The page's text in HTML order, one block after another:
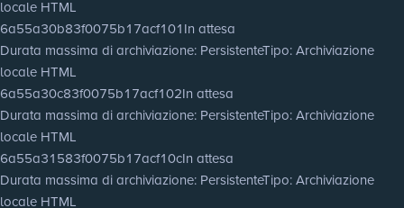
locale HTML
6a55a30b83f0075b17acf101In attesa
Durata massima di archiviazione: PersistenteTipo: Archiviazione
locale HTML
6a55a30c83f0075b17acf102In attesa
Durata massima di archiviazione: PersistenteTipo: Archiviazione
locale HTML
6a55a31583f0075b17acf10cIn attesa
Durata massima di archiviazione: PersistenteTipo: Archiviazione
locale HTML